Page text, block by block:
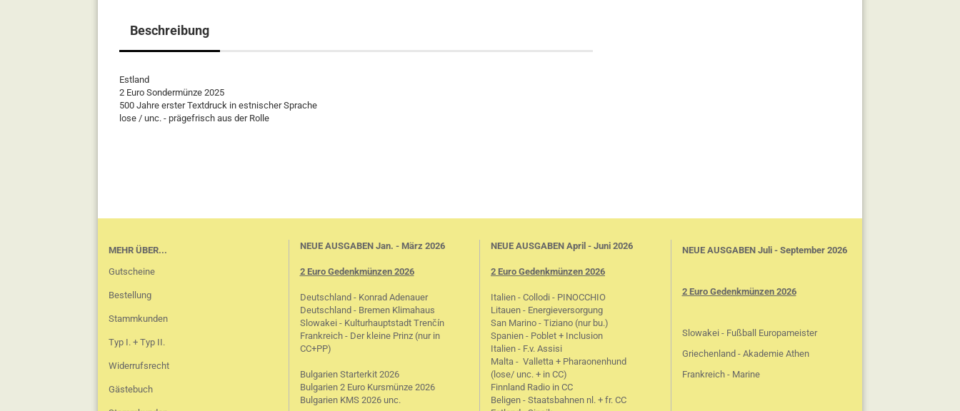
Beschreibung
Estland
2 Euro Sondermünze 2025
500 Jahre erster Textdruck in estnischer Sprache
lose / unc. - prägefrisch aus der Rolle
MEHR ÜBER...
Gutscheine
Bestellung
Stammkunden
Typ I. + Typ II.
Widerrufsrecht
Gästebuch
NEUE AUSGABEN Jan. - März 2026
2 Euro Gedenkmünzen 2026
Deutschland - Konrad Adenauer
Deutschland - Bremen Klimahaus
Slowakei - Kulturhauptstadt Trenčín
Frankreich - Der kleine Prinz (nur in
CC+PP)
Bulgarien Starterkit 2026
Bulgarien 2 Euro Kursmünze 2026
Bulgarien KMS 2026 unc.
NEUE AUSGABEN April - Juni 2026
2 Euro Gedenkmünzen 2026
Italien - Collodi - PINOCCHIO
Litauen - Energieversorgung
San Marino - Tiziano (nur bu.)
Spanien - Poblet + Inclusion
Italien - F.v. Assisi
Malta - Valletta + Pharaonenhund
(lose/ unc. + in CC)
Finnland Radio in CC
Beligen - Staatsbahnen nl. + fr. CC
NEUE AUSGABEN Juli - September 2026
2 Euro Gedenkmünzen 2026
Slowakei - Fußball Europameister
Griechenland - Akademie Athen
Frankreich - Marine